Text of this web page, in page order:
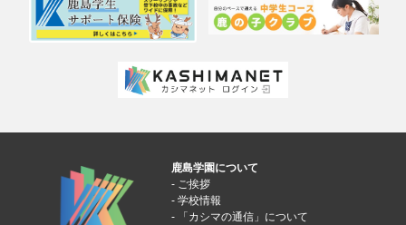
鹿島学園について
ご挨拶
学校情報
「カシマの通信」について